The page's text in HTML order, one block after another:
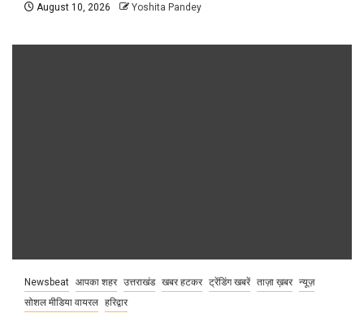
August 10, 2026 Yoshita Pandey
Newsbeat आपका शहर उत्तराखंड खबर हटकर ट्रेंडिंग खबरें ताज़ा ख़बर न्यूज़
सोशल मीडिया वायरल हरिद्वार